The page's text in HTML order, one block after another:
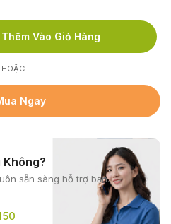
Thêm Vào Giỏ Hàng
HOẶC
Ngay
Không?
sẵn sàng hỗ trợ bạn.